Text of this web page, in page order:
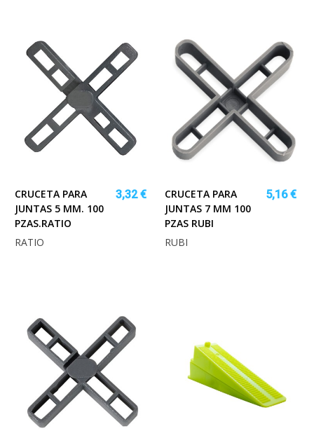
CRUCETA PARA
JUNTAS 5 MM. 100
PZAS.RATIO
3,32 €
RATIO
CRUCETA PARA
JUNTAS 7 MM 100
PZAS RUBI
5,16 €
RUBI